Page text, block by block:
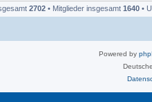
2702 • Mitglieder insgesamt 1640 •
Powered by